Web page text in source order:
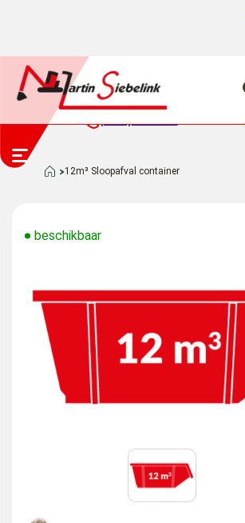
12m³ Sloopafval container
beschikbaar